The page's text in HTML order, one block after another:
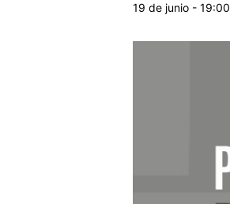
19 de junio - 19:00